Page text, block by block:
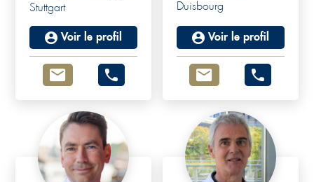
Stuttgart
Voir le profil
Duisbourg
Voir le profil